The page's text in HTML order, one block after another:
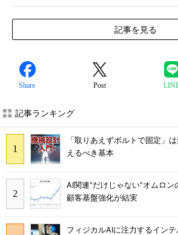
記事を見る
Share Post
記事ランキング
「取りあえずボルトで固定」
えるべき基本
AI関連“だけじゃない”オムロ
顧客基盤強化が結実
フィジカルAIに注力するイン